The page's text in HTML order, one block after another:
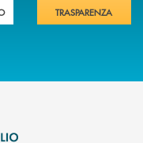
TRASPARENZA